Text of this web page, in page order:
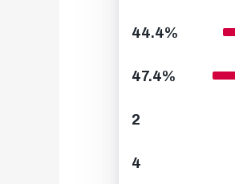
44.4%
47.4%
2
4